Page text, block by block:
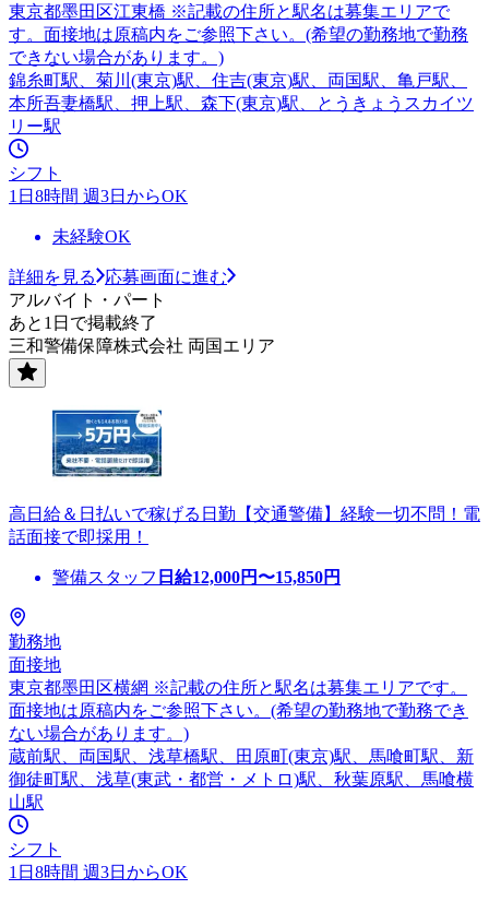
東京都墨田区江東橋 ※記載の住所と駅名は募集エリアで
す。面接地は原稿内をご参照下さい。(希望の勤務地で勤務
できない場合があります。)
錦糸町駅、菊川(東京)駅、住吉(東京)駅、両国駅、亀戸駅、
本所吾妻橋駅、押上駅、森下(東京)駅、とうきょうスカイツ
リー駅
シフト
1日8時間 週3日からOK
未経験OK
詳細を見る
応募画面に進む
アルバイト・パート
あと1日で掲載終了
三和警備保障株式会社 両国エリア
高日給＆日払いで稼げる日勤【交通警備】経験一切不問！電
話面接で即採用！
警備スタッフ 日給12,000円〜15,850円
勤務地
面接地
東京都墨田区横網 ※記載の住所と駅名は募集エリアです。
面接地は原稿内をご参照下さい。(希望の勤務地で勤務でき
ない場合があります。)
蔵前駅、両国駅、浅草橋駅、田原町(東京)駅、馬喰町駅、新
御徒町駅、浅草(東武・都営・メトロ)駅、秋葉原駅、馬喰横
山駅
シフト
1日8時間 週3日からOK